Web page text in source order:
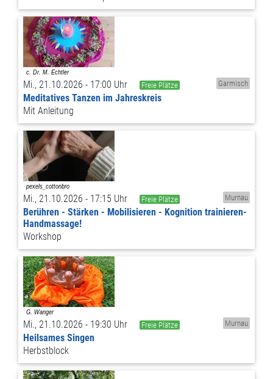
Mi., 21.10.2026 - 17:00 Uhr Freie Plätze Garmisch
Meditatives Tanzen im Jahreskreis
Mit Anleitung
Mi., 21.10.2026 - 17:15 Uhr Freie Plätze Murnau
Berühren - Stärken - Mobilisieren - Kognition trainieren-
Handmassage!
Workshop
Mi., 21.10.2026 - 19:30 Uhr Freie Plätze Murnau
Heilsames Singen
Herbstblock